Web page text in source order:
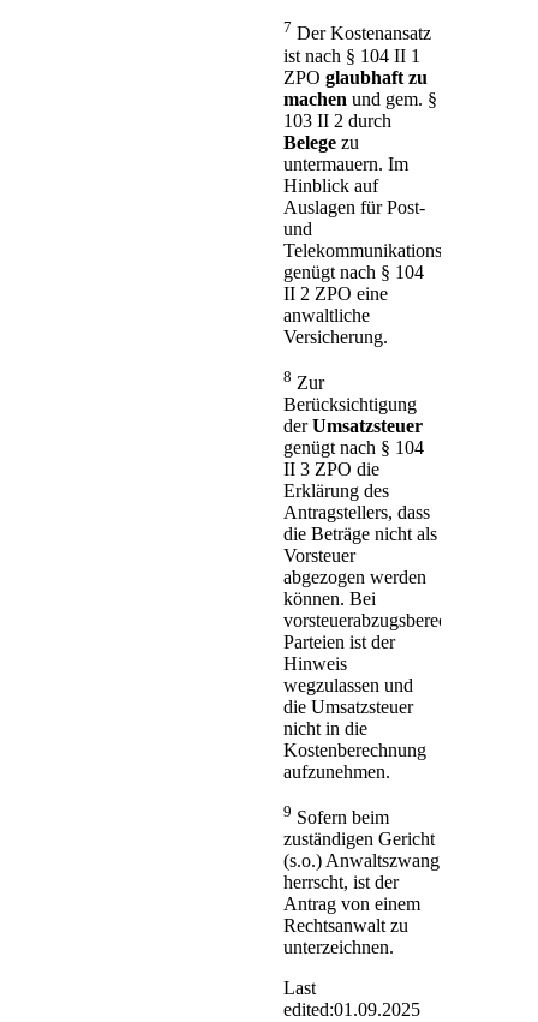
7 Der Kostenansatz
ist nach § 104 II 1
ZPO glaubhaft zu
machen und gem. §
103 II 2 durch
Belege zu
untermauern. Im
Hinblick auf
Auslagen für Post-
und
genügt nach § 104
II 2 ZPO eine
anwaltliche
Versicherung.
8 Zur
Berücksichtigung
derUmsatzsteuer
genügt nach § 104
II 3 ZPO die
Erklärung des
Antragstellers, dass
die Beträge nicht als
Vorsteuer
abgezogen werden
können. Bei
vorsteuerabzugsberechtigten
Parteien ist der
Hinweis
wegzulassen und
die Umsatzsteuer
nicht in die
Kostenberechnung
aufzunehmen.
9 Sofern beim
zuständigen Gericht
(s.o.) Anwaltszwang
herrscht, ist der
Antrag von einem
Rechtsanwalt zu
unterzeichnen.
Last
edited:01.09.2025